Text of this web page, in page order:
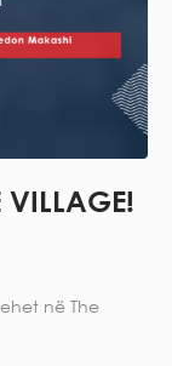
VILLAGE!
në The